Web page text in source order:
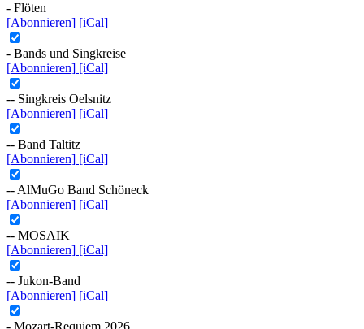
- Flöten
[Abonnieren] [iCal]
- Bands und Singkreise
[Abonnieren] [iCal]
-- Singkreis Oelsnitz
[Abonnieren] [iCal]
-- Band Taltitz
[Abonnieren] [iCal]
-- AlMuGo Band Schöneck
[Abonnieren] [iCal]
-- MOSAIK
[Abonnieren] [iCal]
-- Jukon-Band
[Abonnieren] [iCal]